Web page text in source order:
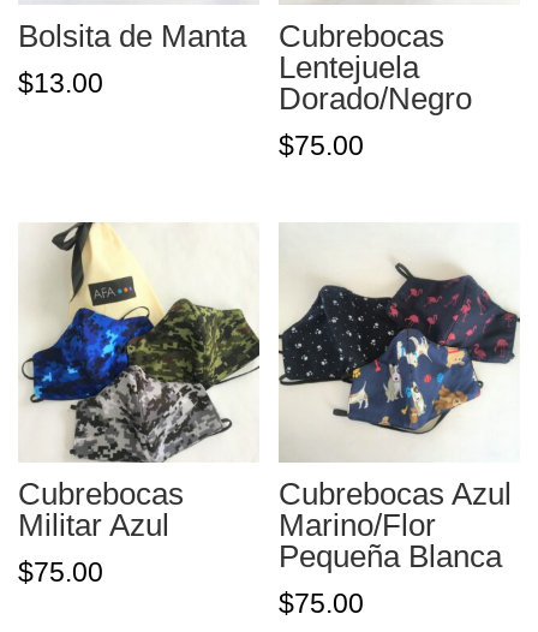
Bolsita de Manta
$13.00
Cubrebocas
Lentejuela
Dorado/Negro
$75.00
Cubrebocas
Militar Azul
$75.00
Cubrebocas Azul
Marino/Flor
Pequeña Blanca
$75.00